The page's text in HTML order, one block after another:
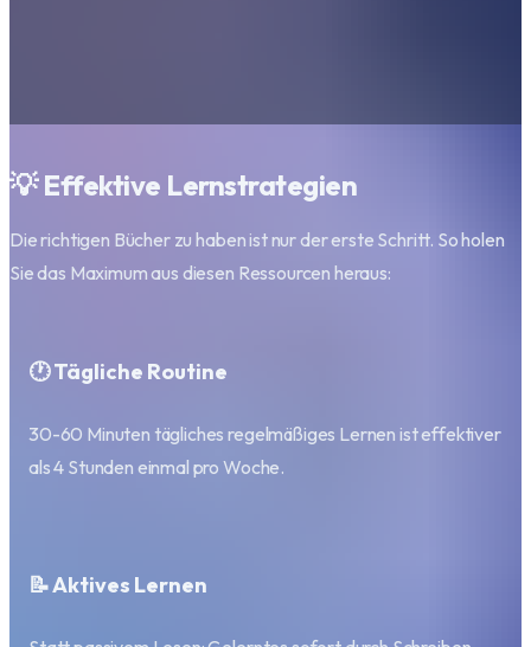
💡 Effektive Lernstrategien
Die richtigen Bücher zu haben ist nur der erste Schritt. So holen
Sie das Maximum aus diesen Ressourcen heraus:
🕐 Tägliche Routine
30-60 Minuten tägliches regelmäßiges Lernen ist effektiver
als 4 Stunden einmal pro Woche.
📝 Aktives Lernen